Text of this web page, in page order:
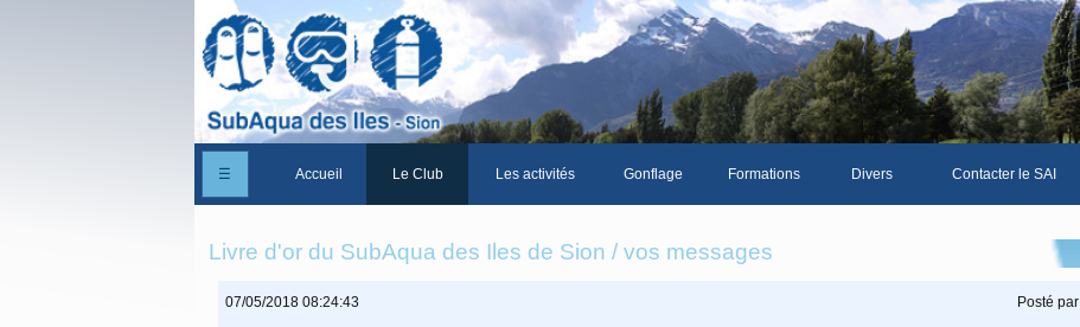
☰ Accueil Le Club Les activités Gonflage Formations Divers Contacter le SAI
Livre d'or du SubAqua des Iles de Sion / vos messages
07/05/2018 08:24:43 Posté par